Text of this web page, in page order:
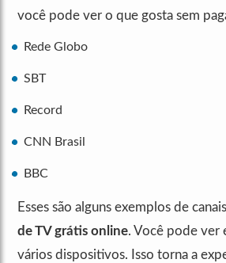
você pode ver o que gosta sem
Rede Globo
SBT
Record
CNN Brasil
BBC
Esses são alguns exemplos de
de TV grátis online. Você pode ver
vários dispositivos. Isso torna a